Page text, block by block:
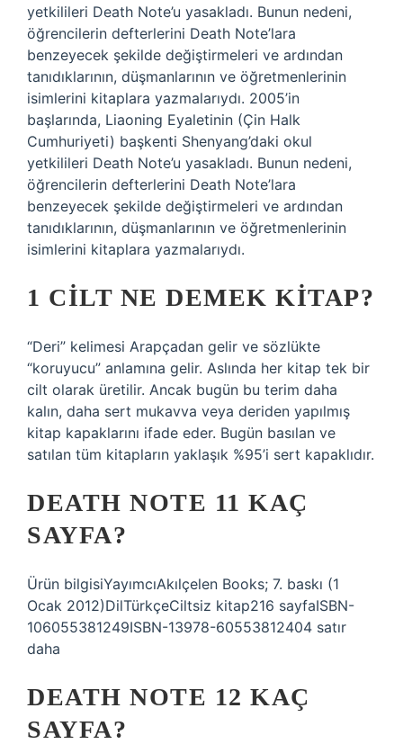
yetkilileri Death Note’u yasakladı. Bunun nedeni,
öğrencilerin defterlerini Death Note’lara
benzeyecek şekilde değiştirmeleri ve ardından
tanıdıklarının, düşmanlarının ve öğretmenlerinin
isimlerini kitaplara yazmalarıydı. 2005’in
başlarında, Liaoning Eyaletinin (Çin Halk
Cumhuriyeti) başkenti Shenyang’daki okul
yetkilileri Death Note’u yasakladı. Bunun nedeni,
öğrencilerin defterlerini Death Note’lara
benzeyecek şekilde değiştirmeleri ve ardından
tanıdıklarının, düşmanlarının ve öğretmenlerinin
isimlerini kitaplara yazmalarıydı.
1 CILT NE DEMEK KITAP?
“Deri” kelimesi Arapçadan gelir ve sözlükte
“koruyucu” anlamına gelir. Aslında her kitap tek bir
cilt olarak üretilir. Ancak bugün bu terim daha
kalın, daha sert mukavva veya deriden yapılmış
kitap kapaklarını ifade eder. Bugün basılan ve
satılan tüm kitapların yaklaşık %95’i sert kapaklıdır.
DEATH NOTE 11 KAÇ
SAYFA?
Ürün bilgisiYayımcıAkılçelen Books; 7. baskı (1
Ocak 2012)DilTürkçeCiltsiz kitap216 sayfaISBN-
10‎6055381249ISBN-13‎978-60553812404 satır
daha
DEATH NOTE 12 KAÇ
SAYFA?